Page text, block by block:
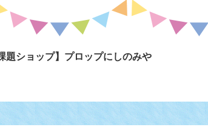
題ショップ】プロップにしのみや